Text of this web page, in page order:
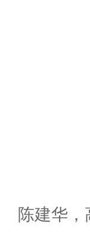
陈建华